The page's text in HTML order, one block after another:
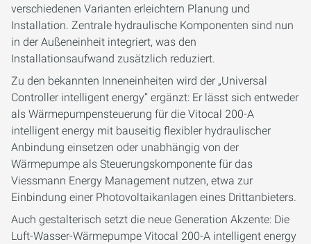
verschiedenen Varianten erleichtern Planung und
Installation. Zentrale hydraulische Komponenten sind nun
in der Außeneinheit integriert, was den
Installationsaufwand zusätzlich reduziert.
Zu den bekannten Inneneinheiten wird der „Universal
Controller intelligent energy“ ergänzt: Er lässt sich entweder
als Wärmepumpensteuerung für die Vitocal 200-A
intelligent energy mit bauseitig flexibler hydraulischer
Anbindung einsetzen oder unabhängig von der
Wärmepumpe als Steuerungskomponente für das
Viessmann Energy Management nutzen, etwa zur
Einbindung einer Photovoltaikanlagen eines Drittanbieters.
Auch gestalterisch setzt die neue Generation Akzente: Die
Luft-Wasser-Wärmepumpe Vitocal 200-A intelligent energy